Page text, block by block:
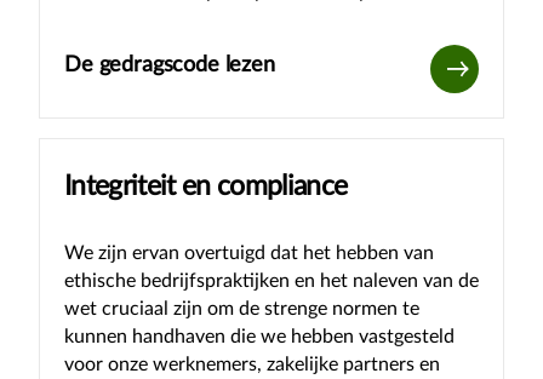
De gedragscode lezen
Integriteit en compliance
We zijn ervan overtuigd dat het hebben van
ethische bedrijfspraktijken en het naleven van de
wet cruciaal zijn om de strenge normen te
kunnen handhaven die we hebben vastgesteld
voor onze werknemers, zakelijke partners en